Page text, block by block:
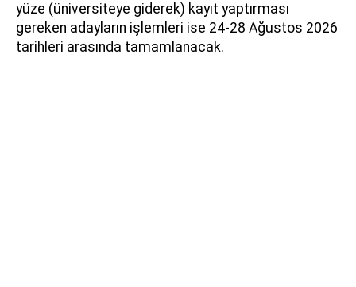
yüze (üniversiteye giderek) kayıt yaptırması
gereken adayların işlemleri ise 24-28 Ağustos 2026
tarihleri arasında tamamlanacak.